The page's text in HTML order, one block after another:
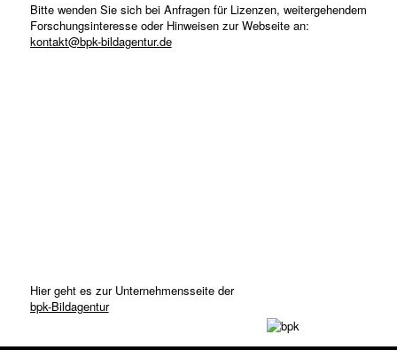
Bitte wenden Sie sich bei Anfragen für Lizenzen, weitergehendem
Forschungsinteresse oder Hinweisen zur Webseite an:
kontakt@bpk-bildagentur.de
Hier geht es zur Unternehmensseite der
bpk-Bildagentur